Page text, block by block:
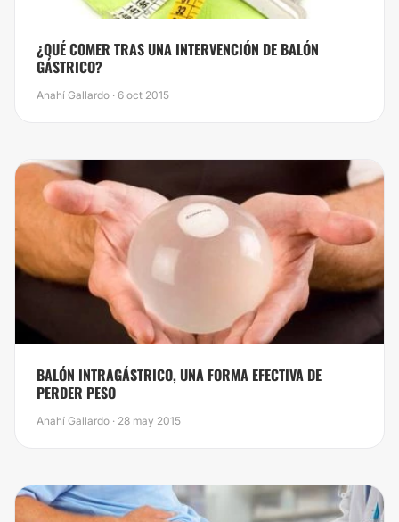
​¿QUÉ COMER TRAS UNA INTERVENCIÓN DE BALÓN
GÁSTRICO?
Anahí Gallardo · 6 oct 2015
BALÓN INTRAGÁSTRICO, UNA FORMA EFECTIVA DE
PERDER PESO
Anahí Gallardo · 28 may 2015